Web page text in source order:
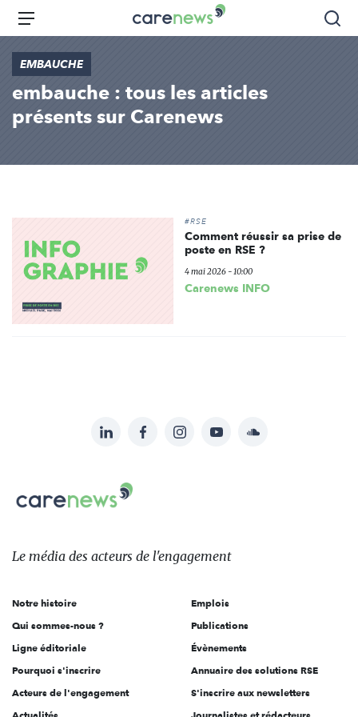
Aller
principal
Carenews,
Le
acteurs
de
l'engagement
Menu
EMBAUCHE
embauche : tous les articles
présents sur Carenews
#RSE
Comment réussir sa prise de
poste en RSE ?
4 mai 2026 - 10:00
Carenews INFO
sur:
LinkedInFacebookInstagramYouTubeSoundcloud
Carenews,
Le
des
l'engagement
Le média des acteurs de l'engagement
Notre histoire
Qui sommes-nous ?
Ligne éditoriale
Pourquoi s'inscrire
Acteurs de l'engagement
Emplois
Publications
Évènements
Annuaire des solutions RSE
S'inscrire aux newsletters